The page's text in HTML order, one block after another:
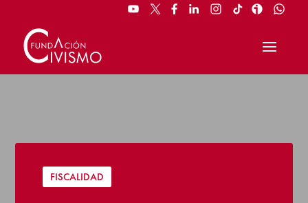
FISCALIDAD